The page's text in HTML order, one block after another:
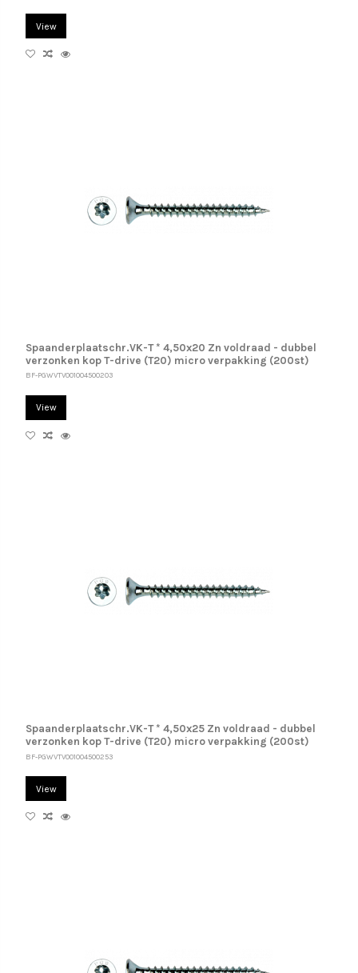
View
Spaanderplaatschr.VK-T * 4,50x20 Zn voldraad - dubbel
verzonken kop T-drive (T20) micro verpakking (200st)
BF-PGWVTV001004500203
View
Spaanderplaatschr.VK-T * 4,50x25 Zn voldraad - dubbel
verzonken kop T-drive (T20) micro verpakking (200st)
BF-PGWVTV001004500253
View